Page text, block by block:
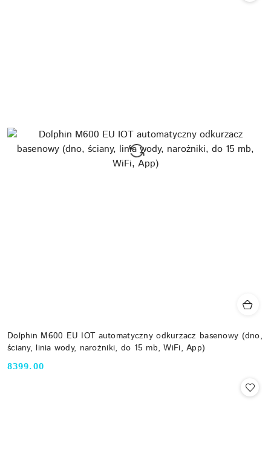
Dolphin M600 EU IOT automatyczny odkurzacz basenowy (dno,
ściany, linia wody, narożniki, do 15 mb, WiFi, App)
Cena:
8399.00